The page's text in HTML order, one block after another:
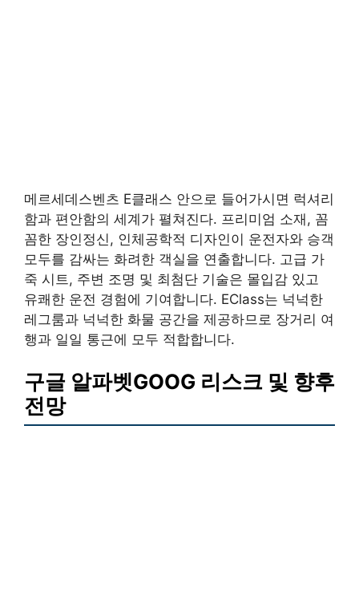
메르세데스벤츠 E클래스 안으로 들어가시면 럭셔리
함과 편안함의 세계가 펼쳐진다. 프리미엄 소재, 꼼
꼼한 장인정신, 인체공학적 디자인이 운전자와 승객
모두를 감싸는 화려한 객실을 연출합니다. 고급 가
죽 시트, 주변 조명 및 최첨단 기술은 몰입감 있고
유쾌한 운전 경험에 기여합니다. EClass는 넉넉한
레그룸과 넉넉한 화물 공간을 제공하므로 장거리 여
행과 일일 통근에 모두 적합합니다.
구글 알파벳GOOG 리스크 및 향후
전망